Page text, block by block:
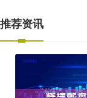
推荐资讯